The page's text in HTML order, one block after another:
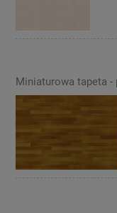
Miniaturowa tapeta -